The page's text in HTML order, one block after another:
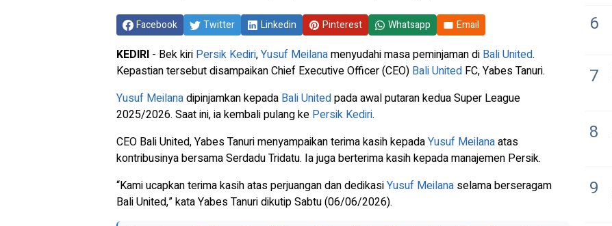
Facebook Twitter Linkedin Pinterest Whatsapp Email
KEDIRI - Bek kiri Persik Kediri,Yusuf Meilanamenyudahi masa peminjaman di Bali United.
Kepastian tersebut disampaikan Chief Executive Officer (CEO) Bali United FC, Yabes Tanuri.
Yusuf Meilanadipinjamkan kepada Bali Unitedpada awal putaran kedua Super League
2025/2026. Saat ini, ia kembali pulang ke Persik Kediri.
CEO Bali United, Yabes Tanuri menyampaikan terima kasih kepadaYusuf Meilanaatas
kontribusinya bersama Serdadu Tridatu. Ia juga berterima kasih kepada manajemen Persik.
“Kami ucapkan terima kasih atas perjuangan dan dedikasiYusuf Meilana selama berseragam
Bali United,” kata Yabes Tanuri dikutip Sabtu (06/06/2026).
6
7
8
9